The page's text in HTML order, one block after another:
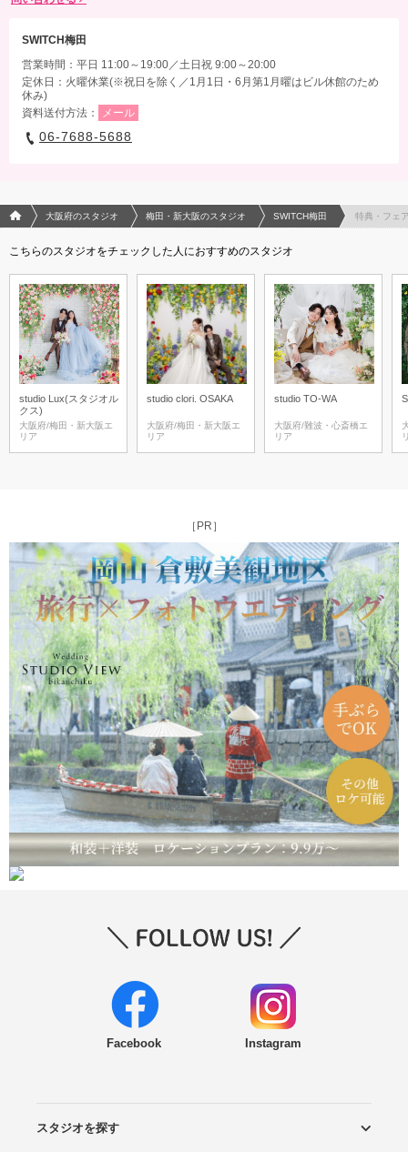
SWITCH梅田
営業時間：平日 11:00～19:00／土日祝 9:00～20:00
定休日：火曜休業(※祝日を除く／1月1日・6月第1月曜はビル休館のため
休み)
資料送付方法：
メール
06-7688-5688
フォトウエディング/結婚写真のPhotorait ホーム
大阪府のスタジオ 梅田・新大阪のスタジオ SWITCH梅田 特典・フェ
こちらのスタジオをチェックした人におすすめのスタジオ
studio Lux(スタジオル
クス)
大阪府/梅田・新大阪エ
リア
studio clori. OSAKA
大阪府/梅田・新大阪エ
リア
studio TO-WA
大阪府/難波・心斎橋エ
リア
［PR］
Facebook Instagram
スタジオを探す